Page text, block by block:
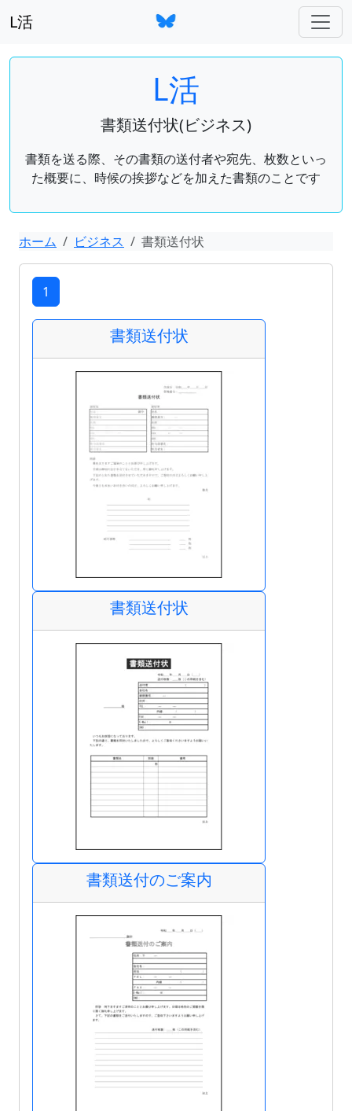
L活
L活
書類送付状(ビジネス)
書類を送る際、その書類の送付者や宛先、枚数といっ
た概要に、時候の挨拶などを加えた書類のことです
ホーム ビジネス 書類送付状
1
書類送付状
書類送付状
書類送付のご案内